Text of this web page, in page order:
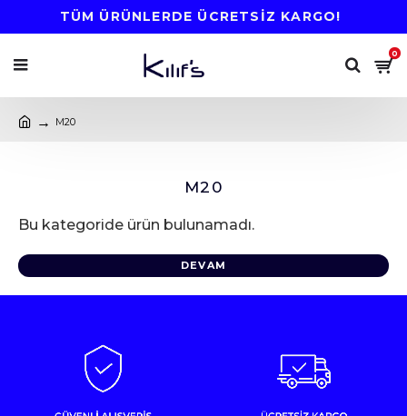
TÜM ÜRÜNLERDE ÜCRETSİZ KARGO!
0
M20
M20
Bu kategoride ürün bulunamadı.
DEVAM